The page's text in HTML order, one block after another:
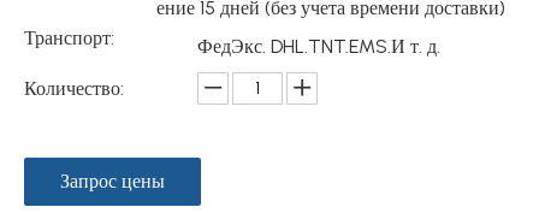
ение 15 дней (без учета времени доставки)
Транспорт:
ФедЭкс. DHL.TNT.EMS.И т. д.
Количество:
Запрос цены